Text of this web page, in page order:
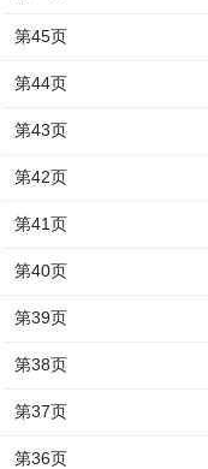
第45页
第44页
第43页
第42页
第41页
第40页
第39页
第38页
第37页
第36页